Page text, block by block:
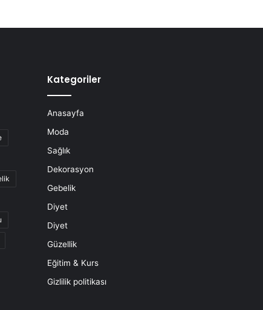
Kategoriler
Anasayfa
Moda
Sağlık
Dekorasyon
Gebelik
Diyet
Diyet
Güzellik
Eğitim & Kurs
Gizlilik politikası